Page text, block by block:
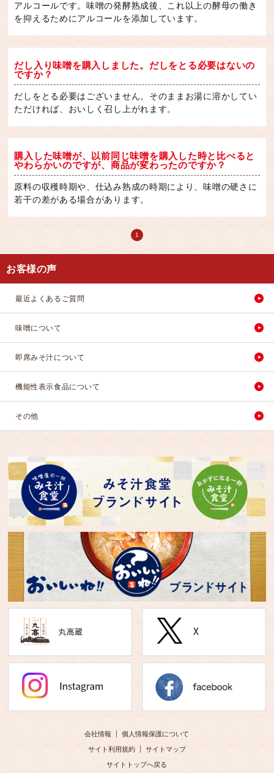
アルコールです。味噌の発酵熟成後、これ以上の酵母の働き
を抑えるためにアルコールを添加しています。
だし入り味噌を購入しました。だしをとる必要はないの
ですか？
だしをとる必要はございません。そのままお湯に溶かしてい
ただければ、おいしく召し上がれます。
購入した味噌が、以前同じ味噌を購入した時と比べると
やわらかいのですが、商品が変わったのですか？
原料の収穫時期や、仕込み熟成の時期により、味噌の硬さに
若干の差がある場合があります。
1
お客様の声
最近よくあるご質問
味噌について
即席みそ汁について
機能性表示食品について
その他
会社情報 個人情報保護について
サイト利用規約 サイトマップ
サイトトップへ戻る